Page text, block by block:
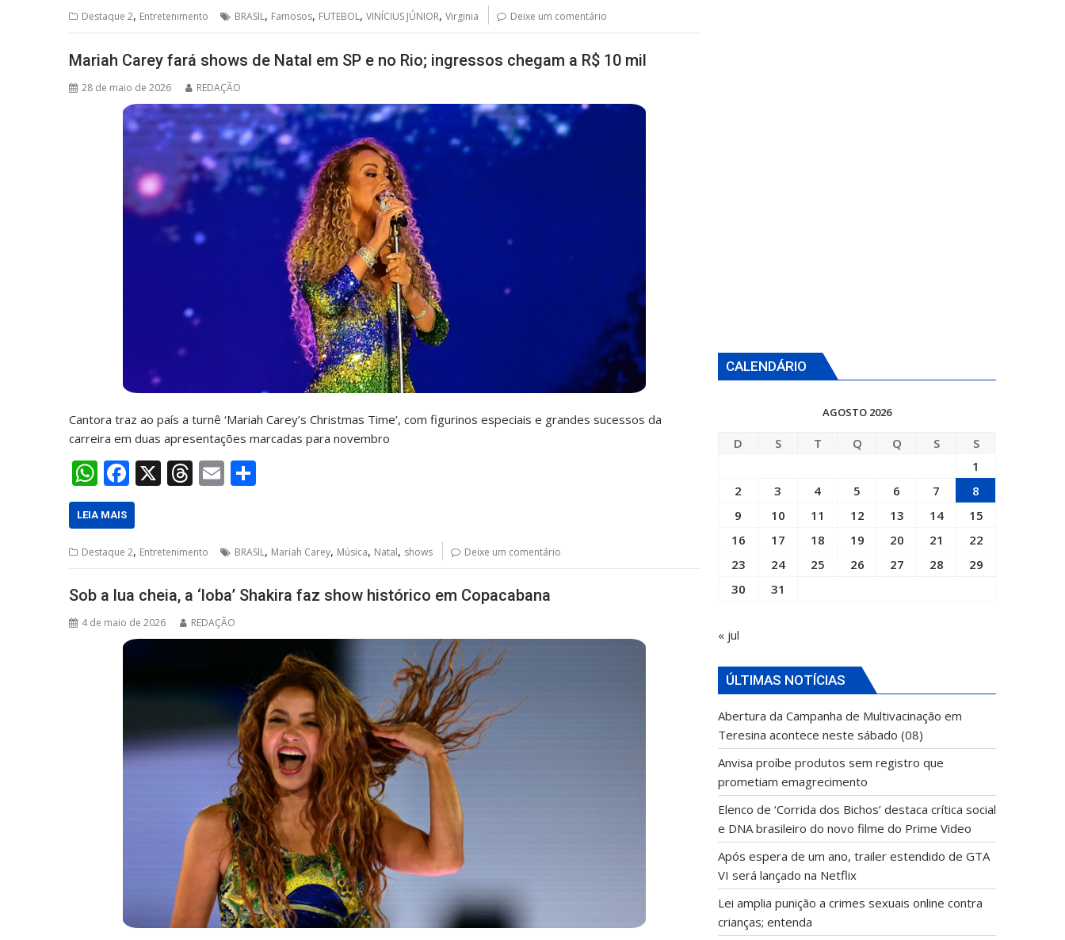
s
A
p
p
b
o
o
k
a
d
s
l e
Destaque 2, Entretenimento BRASIL, Famosos, FUTEBOL, VINÍCIUS JÚNIOR, Virginia Deixe um comentário
Mariah Carey fará shows de Natal em SP e no Rio; ingressos chegam a R$ 10 mil
28 de maio de 2026 REDAÇÃO
Cantora traz ao país a turnê ‘Mariah Carey’s Christmas Time’, com figurinos especiais e grandes sucessos da
carreira em duas apresentações marcadas para novembro
W
h
at
s
A
p
p
F
ac
e
b
o
o
k
X T
h
a
d
s
E
m
l e
LEIA MAIS
Destaque 2, Entretenimento BRASIL, Mariah Carey, Música, Natal, shows Deixe um comentário
Sob a lua cheia, a ‘loba’ Shakira faz show histórico em Copacabana
4 de maio de 2026 REDAÇÃO
CALENDÁRIO
AGOSTO 2026
D S T Q Q S
S
1
2
3 4 5 6 7
8
9
10 11 12 13 14
15
16
17 18 19 20 21
22
23
24 25 26 27 28
29
30
31
« jul
ÚLTIMAS NOTÍCIAS
Abertura da Campanha de Multivacinação em
Teresina acontece neste sábado (08)
Anvisa proíbe produtos sem registro que
prometiam emagrecimento
Elenco de ‘Corrida dos Bichos’ destaca crítica social
e DNA brasileiro do novo filme do Prime Video
Após espera de um ano, trailer estendido de GTA
VI será lançado na Netflix
Lei amplia punição a crimes sexuais online contra
crianças; entenda